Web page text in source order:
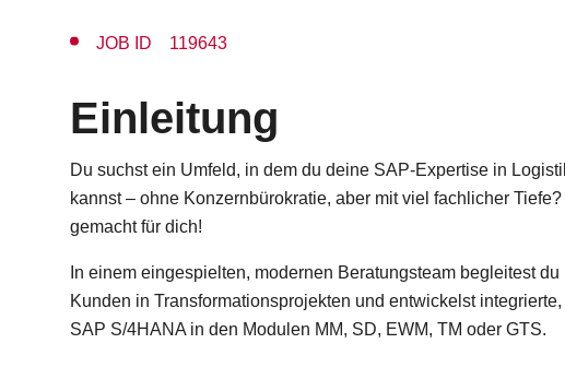
JOB ID 119643
Einleitung
Du suchst ein Umfeld, in dem du deine SAP-Expertise in
kannst – ohne Konzernbürokratie, aber mit viel fachlicher
gemacht für dich!
In einem eingespielten, modernen Beratungsteam begleitest
Kunden in Transformationsprojekten und entwickelst
SAP S/4HANA in den Modulen MM, SD, EWM, TM oder GTS.